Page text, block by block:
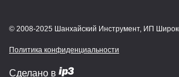
© 2008-2025 Шанхайский Инструмент, ИП
Политика конфиденциальности
Сделано в